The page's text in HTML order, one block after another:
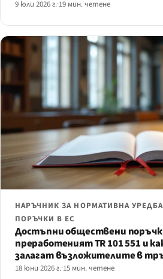
9 юли 2026 г.·19 мин. четене
НАРЪЧНИК ЗА НОРМАТИВНА
ПОРЪЧКИ В ЕС
Достъпни обществени
преработеният TR 101 551 и
залагат възложителите в
18 юни 2026 г.·15 мин. четене